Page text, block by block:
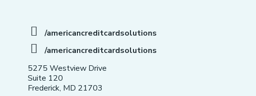
/americancreditcardsolutions
/americancreditcardsolutions
5275 Westview Drive
Suite 120
Frederick, MD 21703